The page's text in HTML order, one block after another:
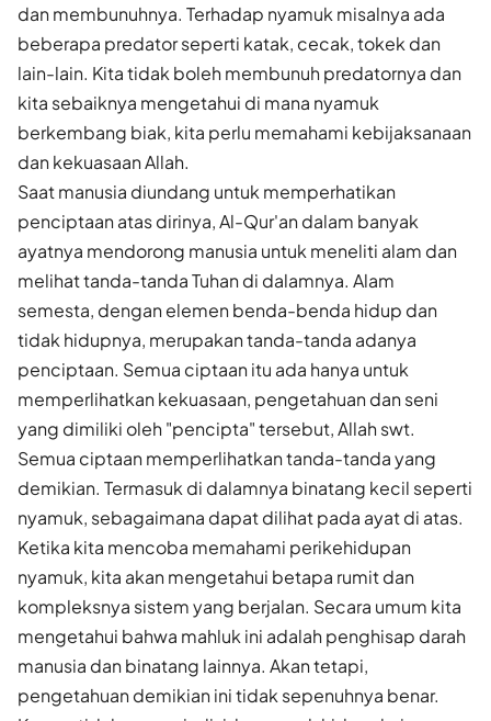
dan membunuhnya. Terhadap nyamuk misalnya ada
beberapa predator seperti katak, cecak, tokek dan
lain-lain. Kita tidak boleh membunuh predatornya dan
kita sebaiknya mengetahui di mana nyamuk
berkembang biak, kita perlu memahami kebijaksanaan
dan kekuasaan Allah.
Saat manusia diundang untuk memperhatikan
penciptaan atas dirinya, Al-Qur'an dalam banyak
ayatnya mendorong manusia untuk meneliti alam dan
melihat tanda-tanda Tuhan di dalamnya. Alam
semesta, dengan elemen benda-benda hidup dan
tidak hidupnya, merupakan tanda-tanda adanya
penciptaan. Semua ciptaan itu ada hanya untuk
memperlihatkan kekuasaan, pengetahuan dan seni
yang dimiliki oleh "pencipta" tersebut, Allah swt.
Semua ciptaan memperlihatkan tanda-tanda yang
demikian. Termasuk di dalamnya binatang kecil seperti
nyamuk, sebagaimana dapat dilihat pada ayat di atas.
Ketika kita mencoba memahami perikehidupan
nyamuk, kita akan mengetahui betapa rumit dan
kompleksnya sistem yang berjalan. Secara umum kita
mengetahui bahwa mahluk ini adalah penghisap darah
manusia dan binatang lainnya. Akan tetapi,
pengetahuan demikian ini tidak sepenuhnya benar.